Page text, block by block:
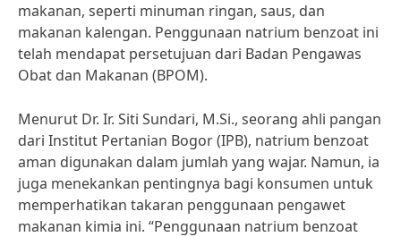
makanan, seperti minuman ringan, saus, dan
makanan kalengan. Penggunaan natrium benzoat ini
telah mendapat persetujuan dari Badan Pengawas
Obat dan Makanan (BPOM).
Menurut Dr. Ir. Siti Sundari, M.Si., seorang ahli pangan
dari Institut Pertanian Bogor (IPB), natrium benzoat
aman digunakan dalam jumlah yang wajar. Namun, ia
juga menekankan pentingnya bagi konsumen untuk
memperhatikan takaran penggunaan pengawet
makanan kimia ini. “Penggunaan natrium benzoat